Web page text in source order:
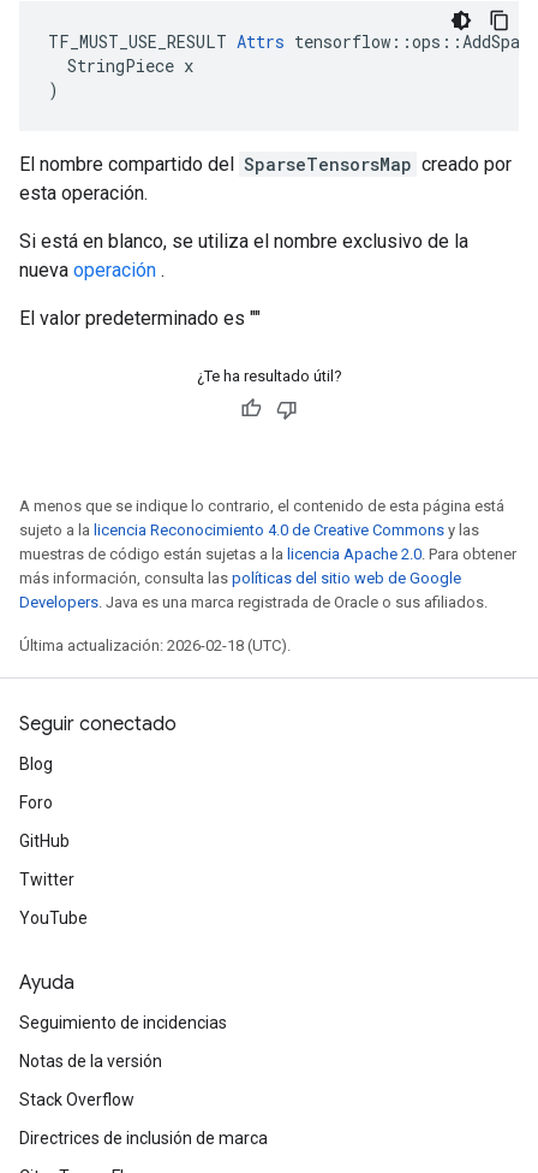
TF_MUST_USE_RESULT Attrs
  StringPiece x
)
El nombre compartido del SparseTensorsMap creado por
esta operación.
Si está en blanco, se utiliza el nombre exclusivo de la
nueva operación .
El valor predeterminado es ""
¿Te ha resultado útil?
A menos que se indique lo contrario, el contenido de esta página está
sujeto a la licencia Reconocimiento 4.0 de Creative Commons y las
muestras de código están sujetas a la licencia Apache 2.0. Para obtener
más información, consulta las políticas del sitio web de Google
Developers. Java es una marca registrada de Oracle o sus afiliados.
Última actualización: 2026-02-18 (UTC).
Seguir conectado
Blog
Foro
GitHub
Twitter
YouTube
Ayuda
Seguimiento de incidencias
Notas de la versión
Stack Overflow
Directrices de inclusión de marca